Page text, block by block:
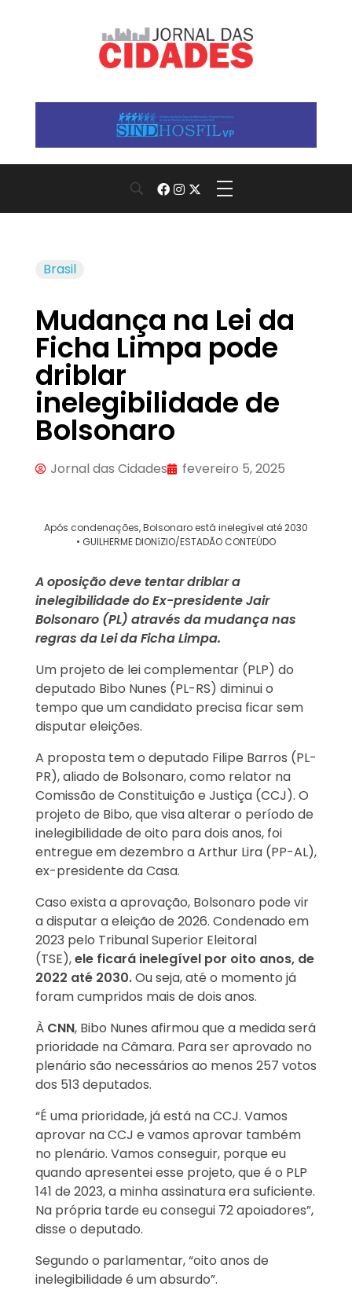
Brasil
Mudança na Lei da
Ficha Limpa pode
driblar
inelegibilidade de
Bolsonaro
Jornal das Cidades fevereiro 5, 2025
Após condenações, Bolsonaro está inelegível até 2030
• GUILHERME DIONíZIO/ESTADÃO CONTEÚDO
A oposição deve tentar driblar a
inelegibilidade do Ex-presidente Jair
Bolsonaro (PL) através da mudança nas
regras da Lei da Ficha Limpa.
Um projeto de lei complementar (PLP) do
deputado Bibo Nunes (PL-RS) diminui o
tempo que um candidato precisa ficar sem
disputar eleições.
A proposta tem o deputado Filipe Barros (PL-
PR), aliado de Bolsonaro, como relator na
Comissão de Constituição e Justiça (CCJ). O
projeto de Bibo, que visa alterar o período de
inelegibilidade de oito para dois anos, foi
entregue em dezembro a Arthur Lira (PP-AL),
ex-presidente da Casa.
Caso exista a aprovação, Bolsonaro pode vir
a disputar a eleição de 2026. Condenado em
2023 pelo Tribunal Superior Eleitoral
(TSE),ele ficará inelegível por oito anos, de
2022 até 2030.Ou seja, até o momento já
foram cumpridos mais de dois anos.
À CNN, Bibo Nunes afirmou que a medida será
prioridade na Câmara. Para ser aprovado no
plenário são necessários ao menos 257 votos
dos 513 deputados.
“É uma prioridade, já está na CCJ. Vamos
aprovar na CCJ e vamos aprovar também
no plenário. Vamos conseguir, porque eu
quando apresentei esse projeto, que é o PLP
141 de 2023, a minha assinatura era suficiente.
Na própria tarde eu consegui 72 apoiadores”,
disse o deputado.
Segundo o parlamentar, “oito anos de
inelegibilidade é um absurdo”.